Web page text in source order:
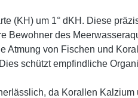
(KH) um 1° dKH. Diese
Bewohner des
Atmung von Fischen und
schützt empfindliche
da Korallen Kalzium